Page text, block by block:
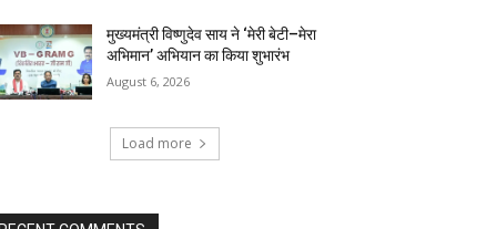
मुख्यमंत्री विष्णुदेव साय ने ‘मेरी बेटी–मेरा
अभिमान’ अभियान का किया शुभारंभ
August 6, 2026
Load more